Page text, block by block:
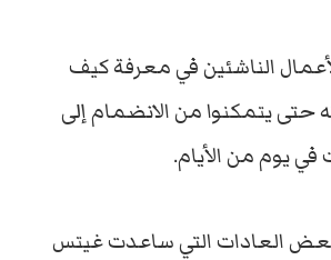
الناشئينفي معرفة كيف
يتمكنوا من الانضمام إلى
في يوم من الأيام.
بعض العادات التي ساعدت غيتس